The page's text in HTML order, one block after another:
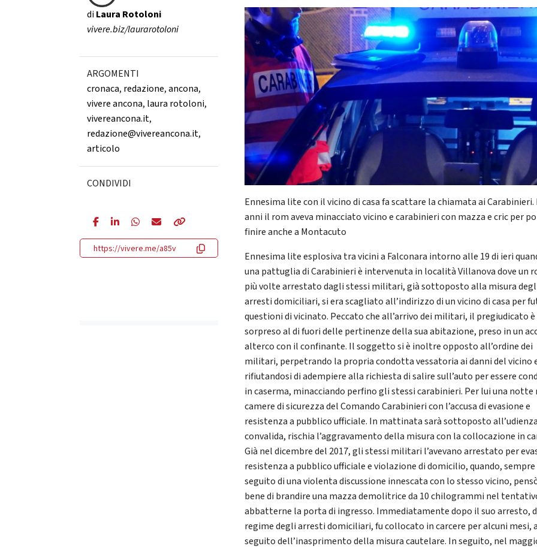
diLaura Rotoloni
vivere.biz/laurarotoloni
ARGOMENTI
cronaca, redazione,ancona,
vivere ancona, laura rotoloni,
vivereancona.it,
redazione@vivereancona.it,
articolo
CONDIVIDI
https://vivere.me/a85v
Ennesima lite con il vicino di casa fa scattare la chiamata ai Carabinieri.
anni il rom aveva minacciato vicino e carabinieri con mazza e cric per
finire anche a Montacuto
Ennesima lite esplosiva tra vicini a Falconara intorno alle 19 di ieri
una pattuglia di Carabinieri è intervenuta in località Villanova dove un
più volte arrestato dagli stessi militari, già sottoposto alla misura
arresti domiciliari, si era scagliato all’indirizzo di un vicino di casa per
questioni di vicinato. Peccato che all’arrivo dei militari, il pregiudicato
sorpreso al di fuori delle pertinenze della sua abitazione, preso in un
alterco con il confinante. Il soggetto si è inoltre opposto all’ordine dei
militari, perpetrando la propria condotta vessatoria ai danni del vicino
rifiutandosi di adempiere alla richiesta di salire sull’auto per essere
in caserma, minacciando perfino gli stessi carabinieri. Per lui una notte
camere di sicurezza del Comando Carabinieri con l’accusa di evasione e
resistenza a pubblico ufficiale. In mattinata sarà sottoposto
convalida, rischia l’aggravamento della misura con la collocazione in
Già nel dicembre del 2017, gli stessi militari l’avevano arrestato per
resistenza a pubblico ufficiale e violazione di domicilio, quando, sempre
seguito di una violenta discussione innescata con lo stesso vicino,
bene di brandire una mazza demolitrice da 10 chilogrammi nel
abbatterne la porta di ingresso. Immediatamente dopo il suo arresto,
regime degli arresti domiciliari, fu collocato in carcere per alcuni mesi, a
seguito dell’inasprimento della misura cautelare. In seguito, nel